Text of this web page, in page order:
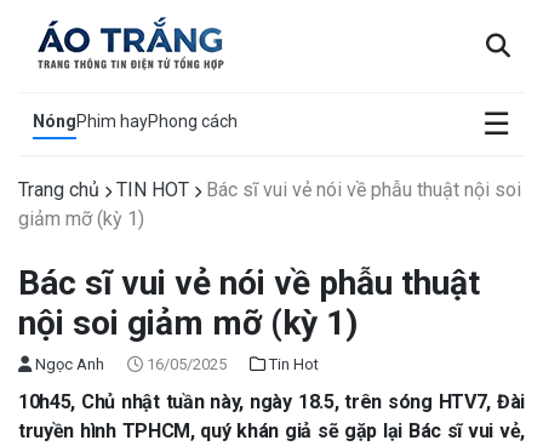
NóngPhim hayPhong cách ☰
×
Trang chủ TIN HOT
Bác sĩ vui vẻ nói về phẫu thuật nội soi
giảm mỡ (kỳ 1)
Bác sĩ vui vẻ nói về phẫu thuật
nội soi giảm mỡ (kỳ 1)
Ngọc Anh 16/05/2025 Tin Hot
10h45, Chủ nhật tuần này, ngày 18.5, trên sóng HTV7, Đài
truyền hình TPHCM, quý khán giả sẽ gặp lại Bác sĩ vui vẻ,